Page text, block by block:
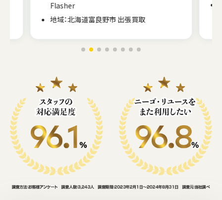
Flasher
地域：北海道富良野市 出張買取